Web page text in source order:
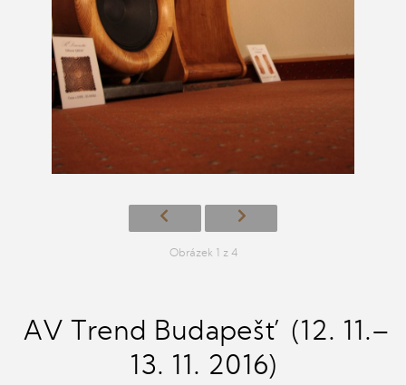
Obrázek 1 z 4
AV Trend Budapešť (12. 11.–
13. 11. 2016)